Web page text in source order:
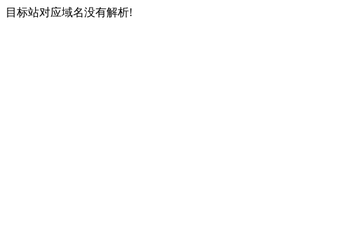
目标站对应域名没有解析!